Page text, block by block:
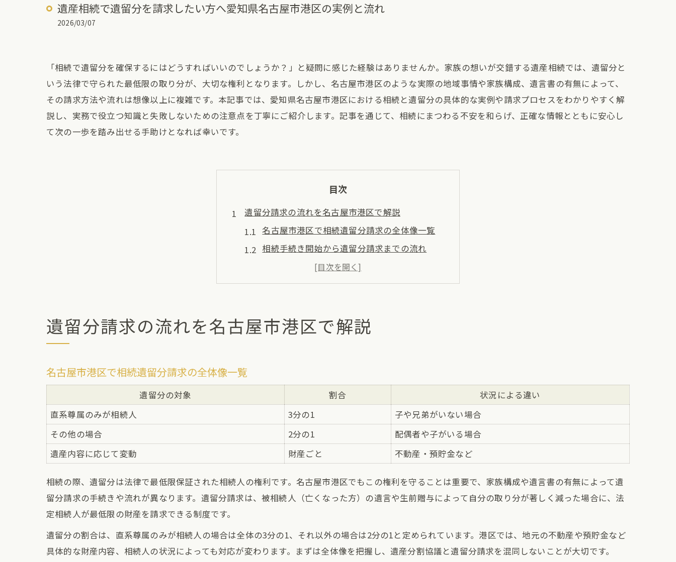
遺産相続で遺留分を請求したい方へ愛知県名古屋市港区の実例と流れ
2026/03/07
「相続で遺留分を確保するにはどうすればいいのでしょうか？」と疑問に感じた経験はありませんか。家族の想いが交錯する遺産相続では、遺留分と
いう法律で守られた最低限の取り分が、大切な権利となります。しかし、名古屋市港区のような実際の地域事情や家族構成、遺言書の有無によって、
その請求方法や流れは想像以上に複雑です。本記事では、愛知県名古屋市港区における相続と遺留分の具体的な実例や請求プロセスをわかりやすく解
説し、実務で役立つ知識と失敗しないための注意点を丁寧にご紹介します。記事を通じて、相続にまつわる不安を和らげ、正確な情報とともに安心し
て次の一歩を踏み出せる手助けとなれば幸いです。
目次
遺留分請求の流れを名古屋市港区で解説
名古屋市港区で相続遺留分請求の全体像一覧
相続手続き開始から遺留分請求までの流れ
遺留分を確保するための必要書類とは
実例で見る相続遺留分請求の進め方
相続手続きの中で遺留分を守るために必要な知識
相続手続きで押さえるべき遺留分の基本知識
名古屋市港区でよくある相続トラブルと遺留分
遺留分減殺請求の期限と手続き方法
家族構成ごとの遺留分割合と相続の考え方
家族ごとに異なる遺留分割合早見表
配偶者・子・直系尊属の相続と遺留分
兄弟姉妹がいる場合の遺留分はどうなる？
相続財産別に見る遺留分の計算例
相続で遺留分を請求する場合の注意点とは
遺留分請求時に注意したい相続の落とし穴
遺留分請求の流れを名古屋市港区で解説
名古屋市港区で相続遺留分請求の全体像一覧
遺留分の対象 割合
状況による違い
直系尊属のみが相続人
3分の1
子や兄弟がいない場合
その他の場合
2分の1
配偶者や子がいる場合
遺産内容に応じて変動
財産ごと 不動産・預貯金など
相続の際、遺留分は法律で最低限保証された相続人の権利です。名古屋市港区でもこの権利を守ることは重要で、家族構成や遺言書の有無によって遺
留分請求の手続きや流れが異なります。遺留分請求は、被相続人（亡くなった方）の遺言や生前贈与によって自分の取り分が著しく減った場合に、法
定相続人が最低限の財産を請求できる制度です。
遺留分の割合は、直系尊属のみが相続人の場合は全体の3分の1、それ以外の場合は2分の1と定められています。港区では、地元の不動産や預貯金など
具体的な財産内容、相続人の状況によっても対応が変わります。まずは全体像を把握し、遺産分割協議と遺留分請求を混同しないことが大切です。